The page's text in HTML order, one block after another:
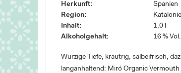
Herkunft:
Spanien
Region:
Inhalt:
1,0 l
Alkoholgehalt:
16 % Vol.
Würzige Tiefe, kräutrig, salbeifrisch,
langanhaltend: Miró Organic